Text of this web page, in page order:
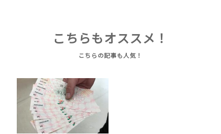
こちらもオススメ！